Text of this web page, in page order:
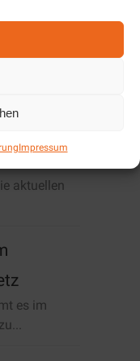
Impressum
aktuellen
es im